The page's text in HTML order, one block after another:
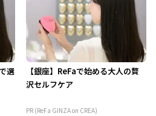
選
【銀座】ReFaで始める大人の贅
沢セルフケア
PR (ReFa GINZA on CREA)